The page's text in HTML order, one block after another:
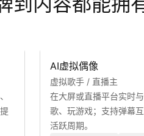
AI虚拟偶像
虚拟歌手 / 直播主
在大屏或直播平台实时
歌、玩游戏；支持弹幕
活跃周期。